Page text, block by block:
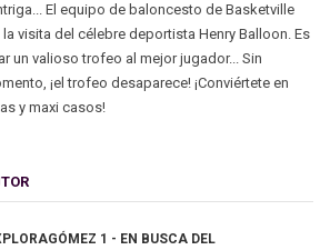
El equipo de baloncesto de Basketville
visita del célebre deportista Henry Balloon. Es
un valioso trofeo al mejor jugador... Sin
¡el trofeo desaparece! ¡Conviértete en
y maxi casos!
1 - EN BUSCA DEL